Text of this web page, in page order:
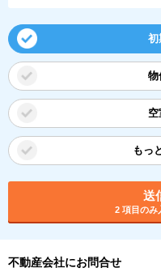
初
物
もっ
送
2 項目のみ
不動産会社にお問合せ